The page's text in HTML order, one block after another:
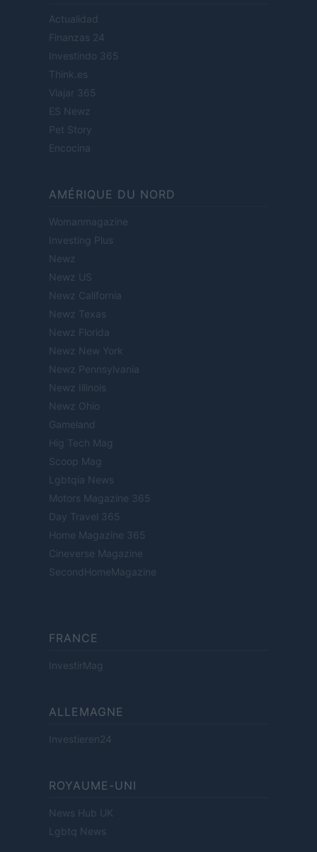
Actualidad
Finanzas 24
Investindo 365
Think.es
Viajar 365
ES Newz
Pet Story
Encocina
AMÉRIQUE DU NORD
Womanmagazine
Investing Plus
Newz
Newz US
Newz California
Newz Texas
Newz Florida
Newz New York
Newz Pennsylvania
Newz Illinois
Newz Ohio
Gameland
Hig Tech Mag
Scoop Mag
Lgbtqia News
Motors Magazine 365
Day Travel 365
Home Magazine 365
Cineverse Magazine
SecondHomeMagazine
FRANCE
InvestirMag
ALLEMAGNE
Investieren24
ROYAUME-UNI
News Hub UK
Lgbtq News